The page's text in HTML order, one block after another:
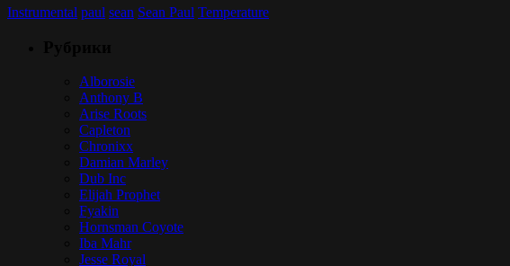
Instrumental paul sean Sean Paul Temperature
Alborosie
Anthony B
Arise Roots
Capleton
Chronixx
Damian Marley
Dub Inc
Elijah Prophet
Fyakin
Hornsman Coyote
Iba Mahr
Jesse Royal